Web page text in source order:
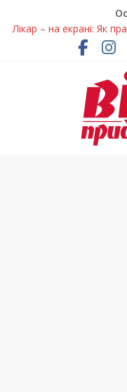
Лікар – на екрані: Як
Дніпропетровщині
У Дніпрі триває
Пошуки тривають: на
розташування
Ветерани